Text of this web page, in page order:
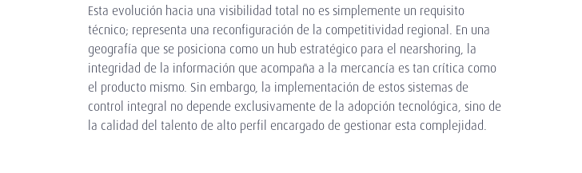
Esta evolución hacia una visibilidad total no es simplemente un requisito
técnico; representa una reconfiguración de la competitividad regional. En una
geografía que se posiciona como un hub estratégico para el nearshoring, la
integridad de la información que acompaña a la mercancía es tan crítica como
el producto mismo. Sin embargo, la implementación de estos sistemas de
control integral no depende exclusivamente de la adopción tecnológica, sino de
la calidad del talento de alto perfil encargado de gestionar esta complejidad.